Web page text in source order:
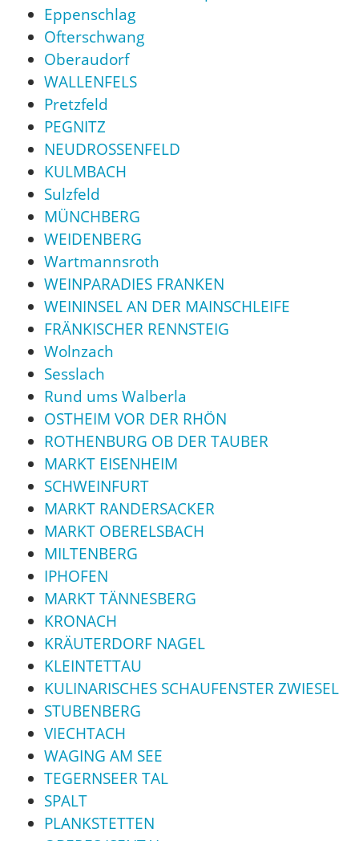
Eppenschlag
Ofterschwang
Oberaudorf
WALLENFELS
Pretzfeld
PEGNITZ
NEUDROSSENFELD
KULMBACH
Sulzfeld
MÜNCHBERG
WEIDENBERG
Wartmannsroth
WEINPARADIES FRANKEN
WEININSEL AN DER MAINSCHLEIFE
FRÄNKISCHER RENNSTEIG
Wolnzach
Sesslach
Rund ums Walberla
OSTHEIM VOR DER RHÖN
ROTHENBURG OB DER TAUBER
MARKT EISENHEIM
SCHWEINFURT
MARKT RANDERSACKER
MARKT OBERELSBACH
MILTENBERG
IPHOFEN
MARKT TÄNNESBERG
KRONACH
KRÄUTERDORF NAGEL
KLEINTETTAU
KULINARISCHES SCHAUFENSTER ZWIESEL
STUBENBERG
VIECHTACH
WAGING AM SEE
TEGERNSEER TAL
SPALT
PLANKSTETTEN